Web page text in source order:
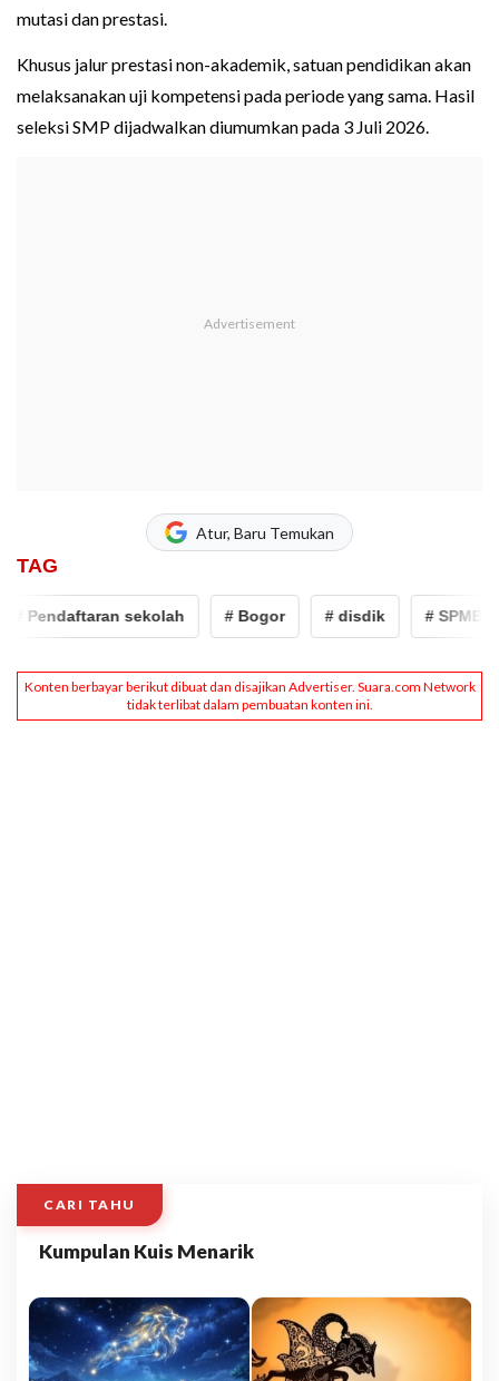
mutasi dan prestasi.
Khusus jalur prestasi non-akademik, satuan pendidikan akan
melaksanakan uji kompetensi pada periode yang sama. Hasil
seleksi SMP dijadwalkan diumumkan pada 3 Juli 2026.
Atur, Baru Temukan
TAG
sekolah # Bogor # disdik # SPMB
CARI TAHU
Kumpulan Kuis Menarik